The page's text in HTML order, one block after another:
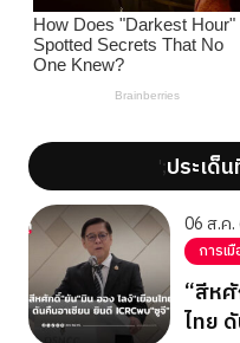
';ประเด็
06 ส.ค.
การเ
“สีห
ไทย